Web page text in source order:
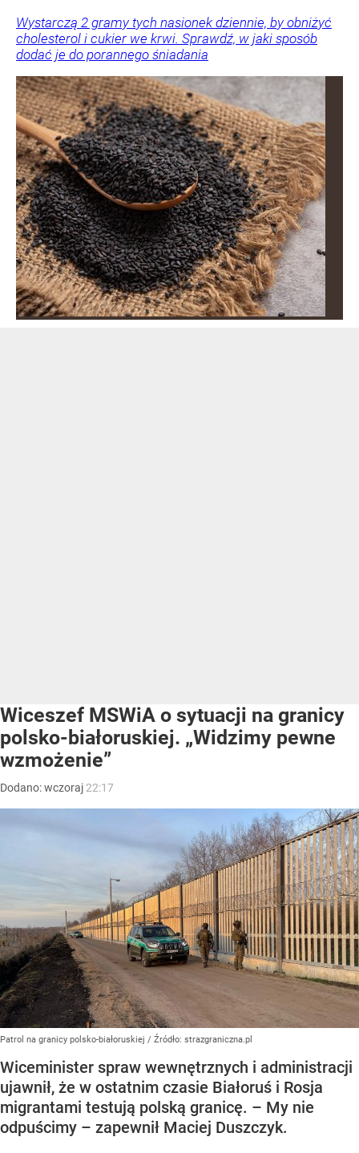
Wystarczą 2 gramy tych nasionek dziennie, by obniżyć
cholesterol i cukier we krwi. Sprawdź, w jaki sposób
dodać je do porannego śniadania
Wiceszef MSWiA o sytuacji na granicy
polsko-białoruskiej. „Widzimy pewne
wzmożenie”
Dodano:wczoraj 22:17
Patrol na granicy polsko-białoruskiej / Źródło: strazgraniczna.pl
Wiceminister spraw wewnętrznych i administracji
ujawnił, że w ostatnim czasie Białoruś i Rosja
migrantami testują polską granicę. – My nie
odpuścimy – zapewnił Maciej Duszczyk.